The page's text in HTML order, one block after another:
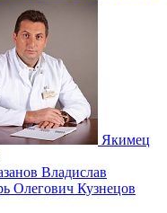
Якимец
Владислав
Кузнецов